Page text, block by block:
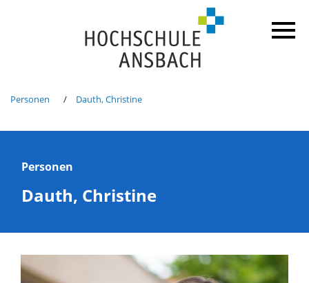
Personen Dauth, Christine
Personen
Dauth, Christine